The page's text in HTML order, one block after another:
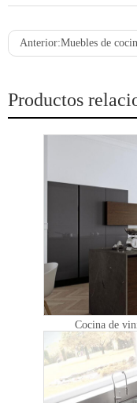
Anterior:Muebles de cocina de PVC frente a muebles de cocina laminados: ¿Cuál es más
Productos
Cocina de